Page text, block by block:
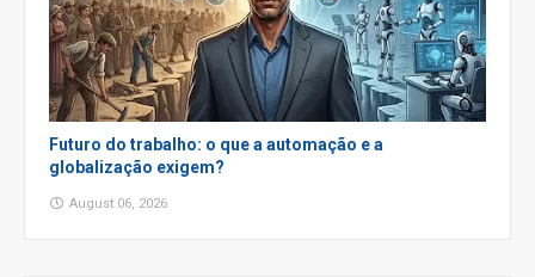
Futuro do trabalho: o que a automação e a
globalização exigem?
August 06, 2026